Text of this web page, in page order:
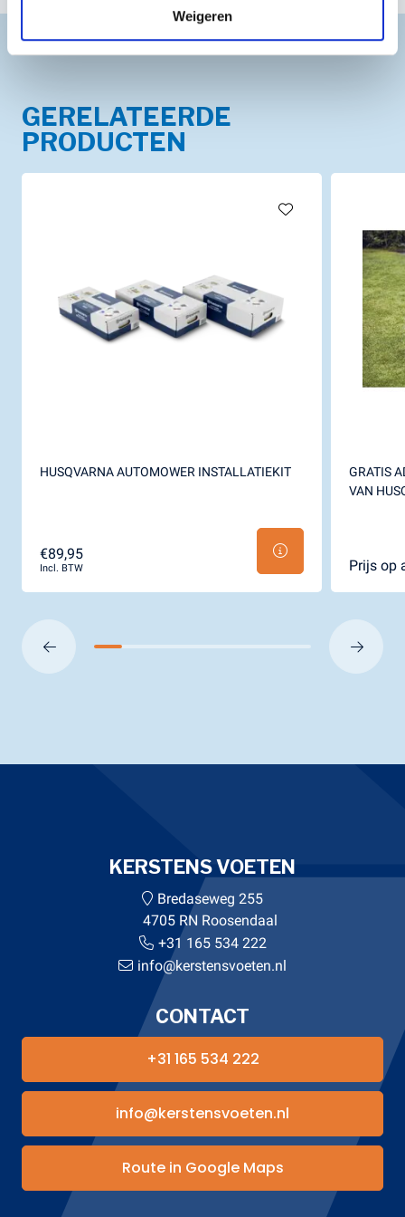
Weigeren
GERELATEERDE
PRODUCTEN
HUSQVARNA AUTOMOWER INSTALLATIEKIT
€89,95
Incl. BTW
GRATIS
VAN
Prijs op
KERSTENS VOETEN
Bredaseweg 255
4705 RN Roosendaal
+31 165 534 222
info@kerstensvoeten.nl
CONTACT
+31 165 534 222
info@kerstensvoeten.nl
Route in Google Maps